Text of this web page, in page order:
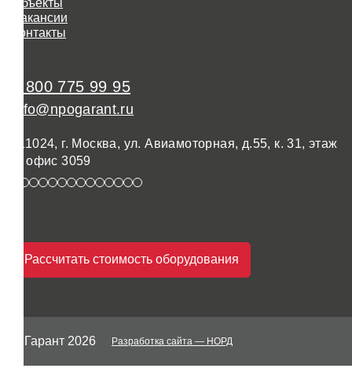
Вакансии
Контакты
8 800 775 99 95
info@npogarant.ru
111024, г. Москва, ул. Авиамоторная, д.55, к. 31, этаж
3, офис 3059
Рассчитать стоимость оборудования
© Гарант 2026 Разработка сайта — НОРД